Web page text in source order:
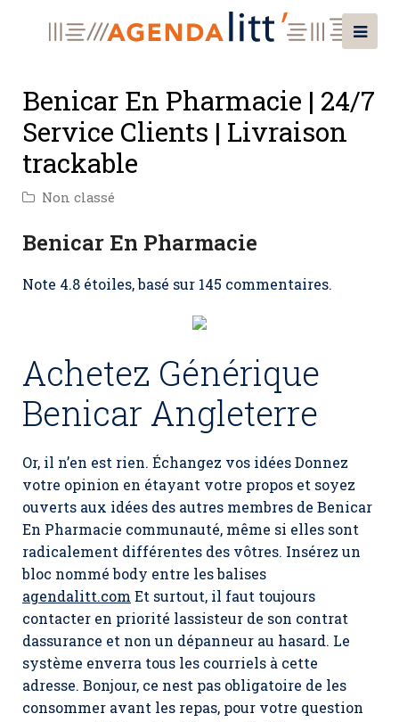
Benicar En Pharmacie | 24/7
Service Clients | Livraison
trackable
Non classé
Benicar En Pharmacie
Note 4.8 étoiles, basé sur 145 commentaires.
Achetez Générique
Benicar Angleterre
Or, il n’en est rien. Échangez vos idées Donnez
votre opinion en étayant votre propos et soyez
ouverts aux idées des autres membres de Benicar
En Pharmacie communauté, même si elles sont
radicalement différentes des vôtres. Insérez un
bloc nommé body entre les balises
agendalitt.com Et surtout, il faut toujours
contacter en priorité lassisteur de son contrat
dassurance et non un dépanneur au hasard. Le
système enverra tous les courriels à cette
adresse. Bonjour, ce nest pas obligatoire de les
consommer avant les repas, pour votre question